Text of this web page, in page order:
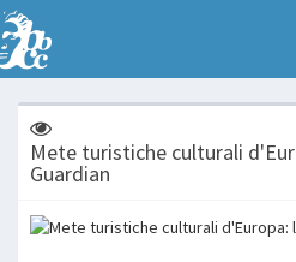
Mete turistiche culturali
Guardian